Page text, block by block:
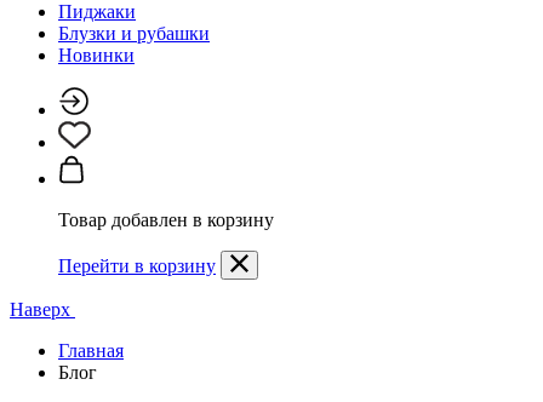
Пиджаки
Блузки и рубашки
Новинки
Товар добавлен в корзину
Перейти в корзину
Наверх
Главная
Блог